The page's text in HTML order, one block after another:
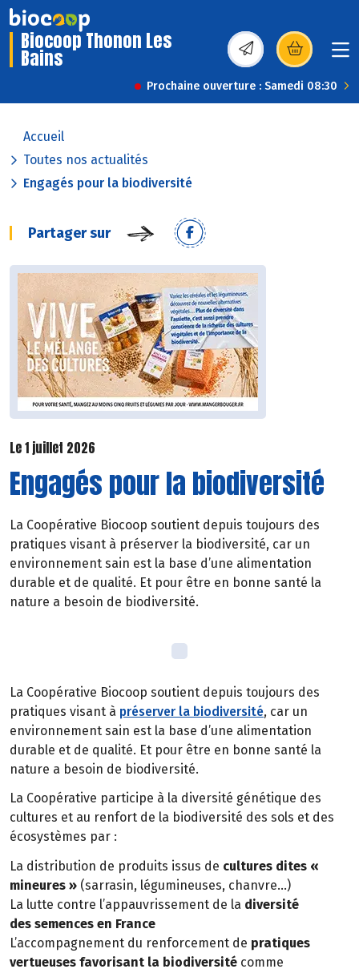
Biocoop Thonon Les
Bains (s’ouvre dans une
Prochaine ouverture : Samedi 08:30
Accueil
Toutes nos actualités
Engagés pour la biodiversité
Partager sur
Le 1 juillet 2026
Engagés pour la biodiversité
La Coopérative Biocoop soutient depuis toujours des
pratiques visant à préserver la biodiversité, car un
environnement sain est la base d’une alimentation
durable et de qualité. Et pour être en bonne santé la
nature a besoin de biodiversité.
La Coopérative Biocoop soutient depuis toujours des
pratiques visant à préserver la biodiversité, car un
environnement sain est la base d’une alimentation
durable et de qualité. Et pour être en bonne santé la
nature a besoin de biodiversité.
La Coopérative participe à la diversité génétique des
cultures et au renfort de la biodiversité des sols et des
écosystèmes par :
La distribution de produits issus de cultures dites «
mineures » (sarrasin, légumineuses, chanvre…)
La lutte contre l’appauvrissement de la diversité
des semences en France
L’accompagnement du renforcement de pratiques
vertueuses favorisant la biodiversité comme